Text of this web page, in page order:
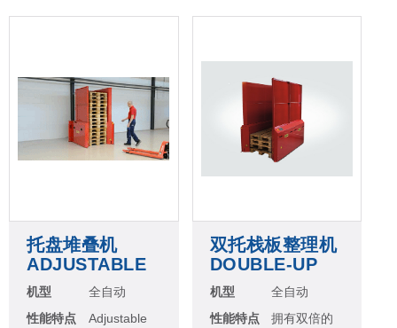
托盘堆叠机
ADJUSTABLE
机型
全自动
性能特点
Adjustable
双托栈板整理机
DOUBLE-UP
机型
全自动
性能特点
拥有双倍的